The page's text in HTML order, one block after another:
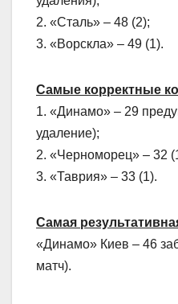
2. «Сталь» – 48 (2);
3. «Ворскла» – 49 (1).
Самые корректные
1. «Динамо» – 29
удаление);
2. «Черноморец» – 32
3. «Таврия» – 33 (1).
Самая
«Динамо» Киев – 46
матч).